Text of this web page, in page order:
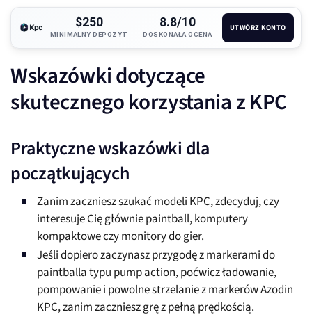
$250
MINIMALNY DEPOZYT
8.8/10
DOSKONAŁA OCENA
UTWÓRZ KONTO
Wskazówki dotyczące
skutecznego korzystania z KPC
Praktyczne wskazówki dla
początkujących
Zanim zaczniesz szukać modeli KPC, zdecyduj, czy
interesuje Cię głównie paintball, komputery
kompaktowe czy monitory do gier.
Jeśli dopiero zaczynasz przygodę z markerami do
paintballa typu pump action, poćwicz ładowanie,
pompowanie i powolne strzelanie z markerów Azodin
KPC, zanim zaczniesz grę z pełną prędkością.